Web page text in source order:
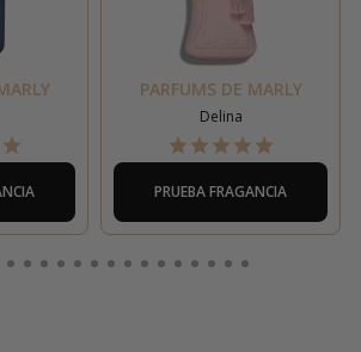
PARFUMS DE MARLY
Delina
PRUEBA FRAGANCIA